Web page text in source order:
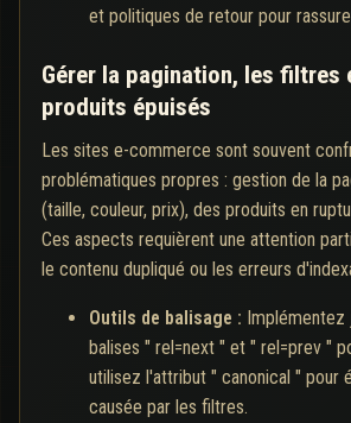
et politiques de retour pour
Gérer la pagination, les filtres
produits épuisés
Les sites e-commerce sont souvent
problématiques propres : gestion de la
(taille, couleur, prix), des produits en
Ces aspects requièrent une attention
le contenu dupliqué ou les erreurs
Outils de balisage :
balises " rel=next " et " rel=prev "
utilisez l'attribut " canonical " pour
causée par les filtres.